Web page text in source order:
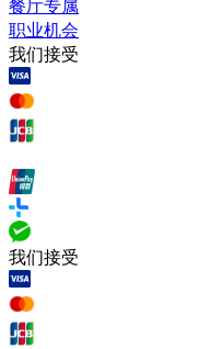
餐厅专属
职业机会
我们接受
我们接受